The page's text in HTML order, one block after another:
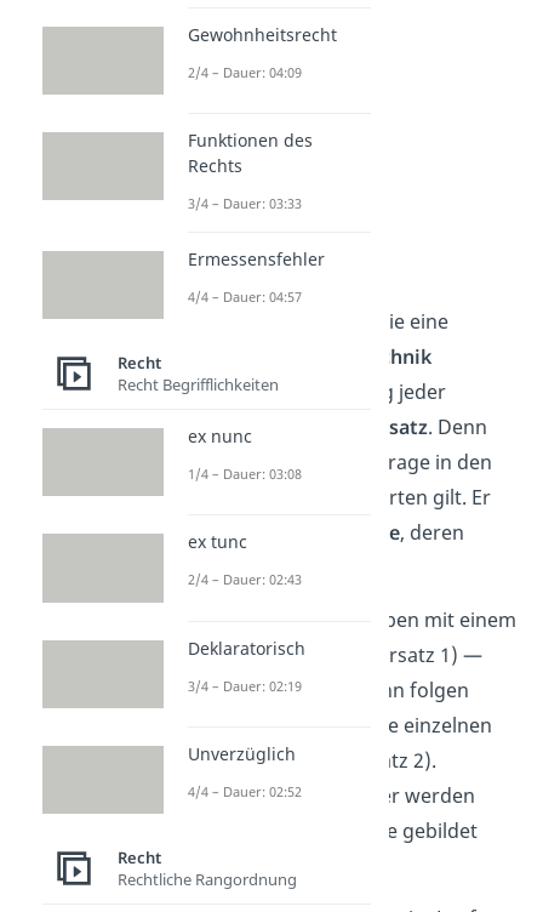
Gutachtenstils
Der Gutachtenstil wird wie eine
gedankliche
Klammertechnik
angewendet. Den Anfang jeder
Klammer bildet der
Obersatz. Denn
der stellt die juristische Frage in den
Raum, die es zu beantworten gilt. Er
formuliert also eine
These, deren
Richtigkeit geprüft wird.
Das heißt, du beginnst oben mit einem
„großen Obersatz“
(Obersatz 1) —
dem Einleitungssatz. Dann folgen
für die einzelnen
Prüfungspunkte (Obersatz 2).
Innerhalb dieser Klammer werden
wieder weitere Obersätze gebildet
(Obersatz 3, 4).
Gewohnheitsrecht
2/4 – Dauer: 04:09
Funktionen des
Rechts
3/4 – Dauer: 03:33
Ermessensfehler
4/4 – Dauer: 04:57
Recht
Recht Begrifflichkeiten
ex nunc
1/4 – Dauer: 03:08
ex tunc
2/4 – Dauer: 02:43
Deklaratorisch
3/4 – Dauer: 02:19
Unverzüglich
4/4 – Dauer: 02:52
Recht
Rechtliche Rangordnung